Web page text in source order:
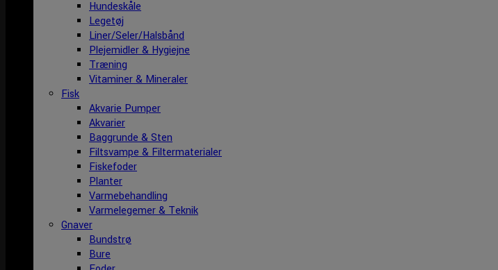
Hundeskåle
Legetøj
Liner/Seler/Halsbånd
Plejemidler & Hygiejne
Træning
Vitaminer & Mineraler
Fisk
Akvarie Pumper
Akvarier
Baggrunde & Sten
Filtsvampe & Filtermaterialer
Fiskefoder
Planter
Varmebehandling
Varmelegemer & Teknik
Gnaver
Bundstrø
Bure